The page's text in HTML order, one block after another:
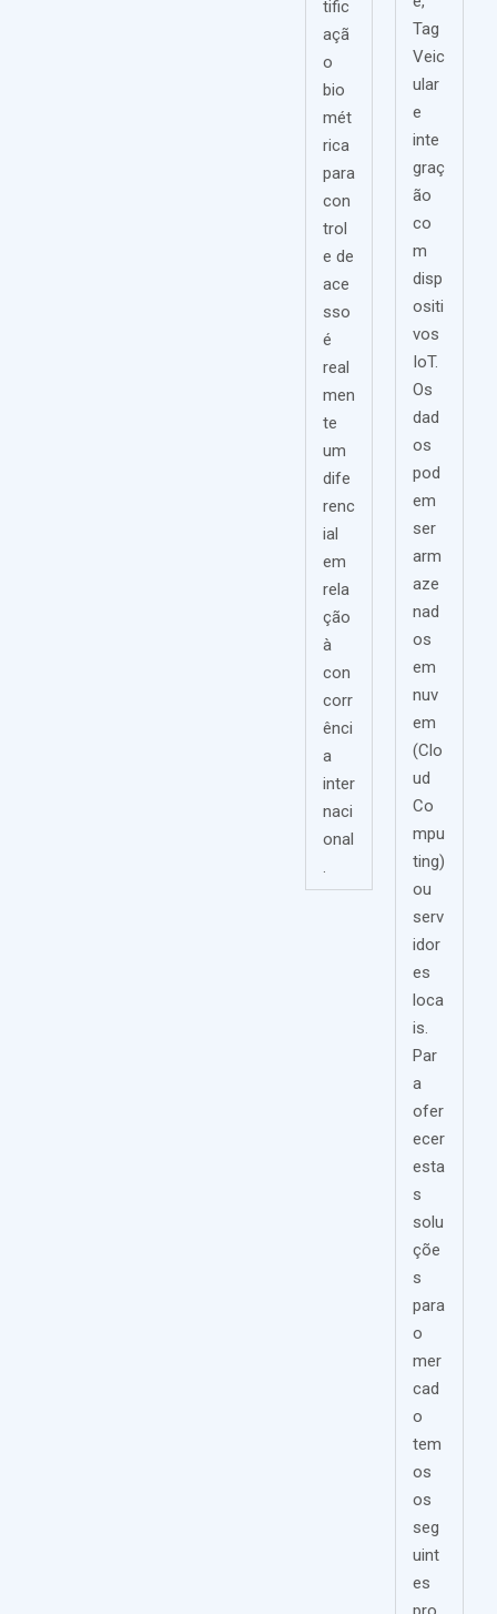
tific
açã
o
bio
mét
rica
para
con
trol
e de
ace
sso
é
real
men
te
um
dife
renc
ial
em
rela
ção
à
con
corr
ênci
a
inter
naci
onal
.
Tag
Veic
ular
e
inte
graç
ão
co
m
disp
ositi
vos
IoT.
Os
dad
os
pod
em
ser
arm
aze
nad
os
em
nuv
em
(Clo
ud
Co
mpu
ting)
ou
serv
idor
es
loca
is.
Par
a
ofer
ecer
esta
s
solu
çõe
s
para
o
mer
cad
o
tem
os
os
seg
uint
es